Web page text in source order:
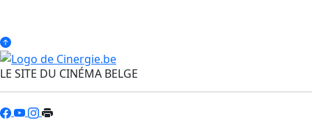
LE SITE DU CINÉMA BELGE